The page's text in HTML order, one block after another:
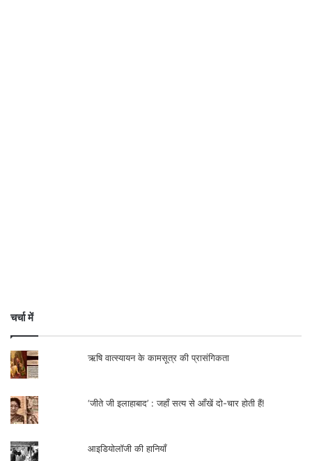
चर्चा में
ऋषि वात्स्यायन के कामसूत्र की प्रासंगिकता
‘जीते जी इलाहाबाद’ : जहाँ सत्य से आँखें दो-चार होती हैं!
आइडियोलॉजी की हानियाँ